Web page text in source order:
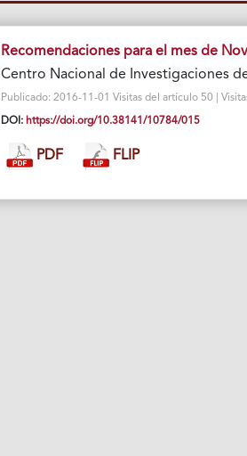
Recomendaciones para el mes de
Centro Nacional de Investigaciones
Publicado: 2016-11-01 Visitas del artículo 50 |
DOI: https://doi.org/10.38141/10784/015
PDF FLIP